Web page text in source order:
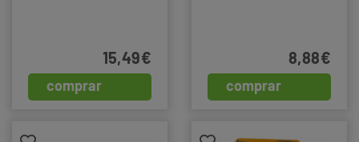
comprar
15,49€
comprar
8,88€